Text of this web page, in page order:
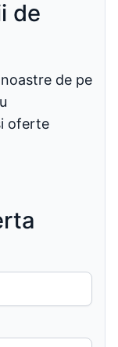
de
de pe
oferte